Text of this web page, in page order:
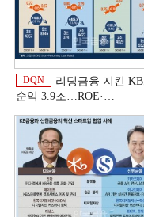
DQN
리딩금융 지킨 KB,
순익 3.9조…ROE·
상반기 금융 리그테이블]